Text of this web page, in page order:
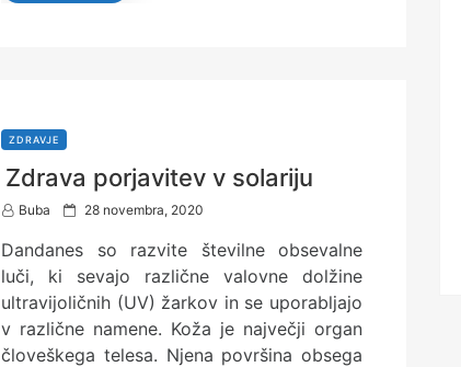
ZDRAVJE
Zdrava porjavitev v solariju
Buba
P
s
e
d
o
28 novembra, 2020
Dandanes so razvite številne obsevalne
luči, ki sevajo različne valovne dolžine
ultravijoličnih (UV) žarkov in se uporabljajo
v različne namene. Koža je največji organ
človeškega telesa. Njena površina obsega